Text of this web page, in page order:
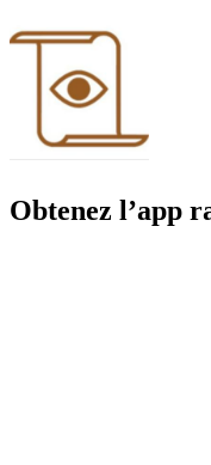
Obtenez l’app